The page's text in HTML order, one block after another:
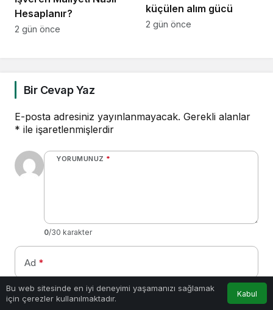
Hesaplanır?
2 gün önce
küçülen alım gücü
2 gün önce
Bir Cevap Yaz
E-posta adresiniz yayınlanmayacak. Gerekli alanlar
* ile işaretlenmişlerdir
YORUMUNUZ *
0/30 karakter
Ad *
E-Posta*
Bu web sitesinde en iyi deneyimi yaşamanızı sağlamak
için çerezler kullanılmaktadır.
Kabul
Anasayfa Akış Bildirimler
0